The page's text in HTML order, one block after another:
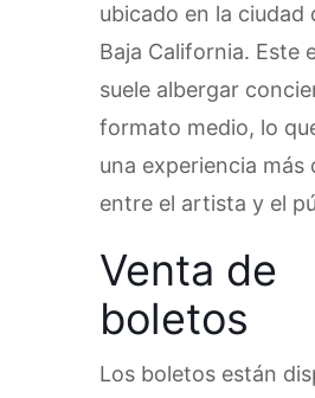
ubicado en la ciudad
Baja California. Este
suele albergar
formato medio, lo
una experiencia más
entre el artista y el
Venta de
boletos
Los boletos están